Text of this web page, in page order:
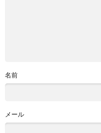
名前
メール